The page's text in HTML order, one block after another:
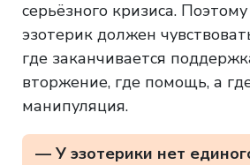
серьёзного кризиса.
эзотерик должен
где заканчивается
вторжение, где помощь, а
манипуляция.
— У эзотерики нет